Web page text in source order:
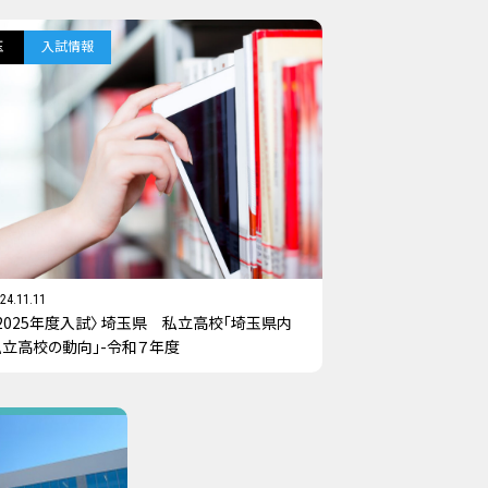
入試情報
年度入試〉 埼玉県 私立高校「埼玉県内
高校の動向」-令和７年度